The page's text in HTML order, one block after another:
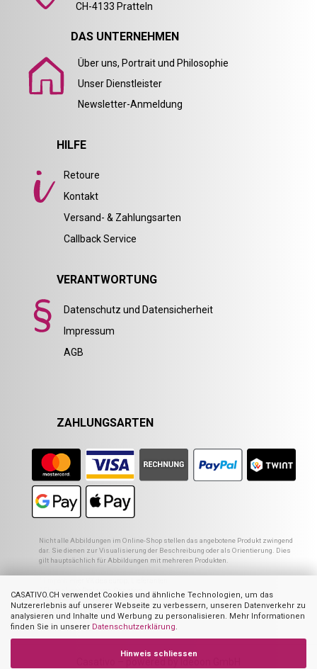
CASATIVO.CH verwendet Cookies und ähnliche Technologien, um das
Nutzererlebnis auf unserer Webseite zu verbessern, unseren Datenverkehr zu
analysieren und Inhalte und Werbung zu personalisieren. Mehr Informationen
finden Sie in unserer Datenschutzerklärung.
Hinweis schliessen
CH-4133 Pratteln
DAS UNTERNEHMEN
Über uns, Portrait und Philosophie
Unser Dienstleister
Newsletter-Anmeldung
HILFE
Retoure
Kontakt
Versand- & Zahlungsarten
Callback Service
VERANTWORTUNG
Datenschutz und Datensicherheit
Impressum
AGB
ZAHLUNGSARTEN
Nicht alle Abbildungen im Online-Shop stellen das angebotene Produkt zwingend
dar. Sie dienen zur Visualisierung der Beschreibung oder als Orientierung. Dies
gilt hauptsächlich für Abbildungen mit mehreren Produkten.
Ehemaliger Preis von Casativo
3 Summe der Einzelpreise
4 UVP des Herstellers